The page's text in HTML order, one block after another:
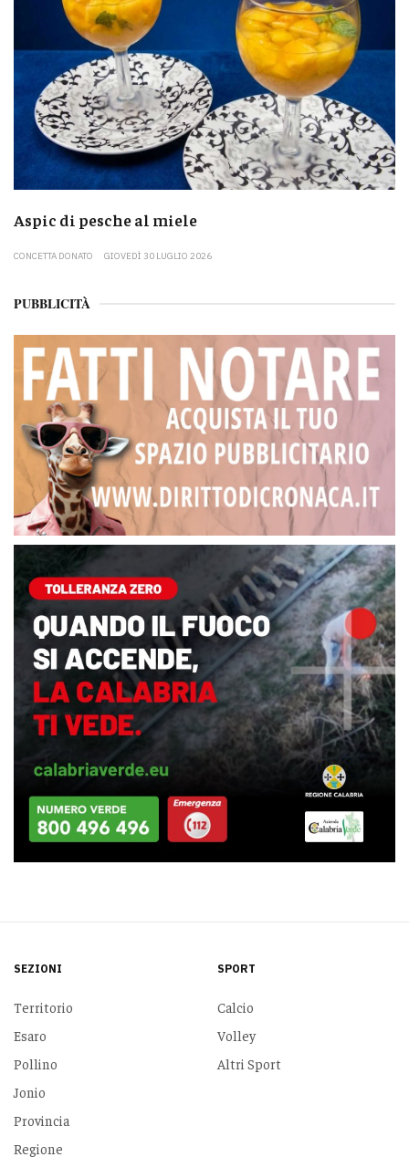
Aspic di pesche al miele
CONCETTA DONATO GIOVEDÌ 30 LUGLIO 2026
PUBBLICITÀ
SEZIONI
Territorio
Esaro
Pollino
Jonio
Provincia
Regione
SPORT
Calcio
Volley
Altri Sport